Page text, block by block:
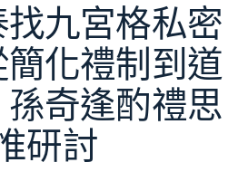
找九宮格私密
化禮制到道
奇逢酌禮思
研討